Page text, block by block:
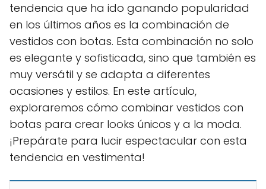
tendencia que ha ido ganando popularidad
en los últimos años es la combinación de
vestidos con botas. Esta combinación no solo
es elegante y sofisticada, sino que también es
muy versátil y se adapta a diferentes
ocasiones y estilos. En este artículo,
exploraremos cómo combinar vestidos con
botas para crear looks únicos y a la moda.
¡Prepárate para lucir espectacular con esta
tendencia en vestimenta!